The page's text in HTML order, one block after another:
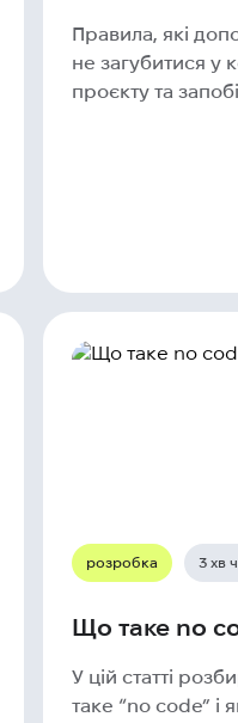
Правила, які
не загубитися у
проєкту та
розробка 3 хв
Що таке no
У цій статті
таке “no code” і